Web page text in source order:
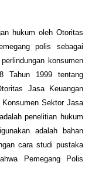
hukum oleh Otoritas
polis sebagai
konsumen
Tahun 1999 tentang
Jasa Keuangan
Konsumen Sektor Jasa
penelitian hukum
adalah bahan
cara studi pustaka
Pemegang Polis